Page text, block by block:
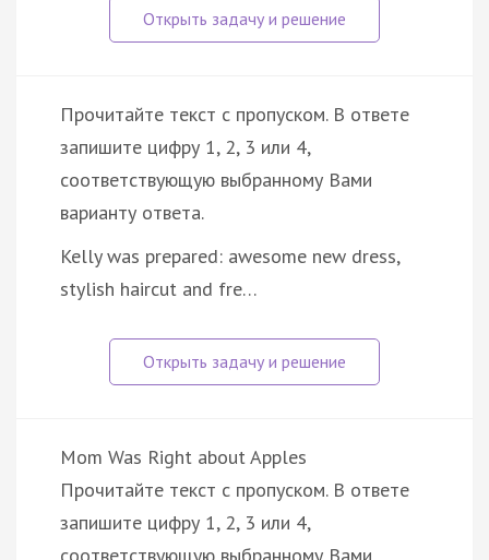
Прочитайте текст с пропуском. В ответе
запишите цифру 1, 2, 3 или 4,
соответствующую выбранному Вами
варианту ответа.
Kelly was prepared: awesome new dress,
stylish haircut and fre…
Mom Was Right about Apples
Прочитайте текст с пропуском. В ответе
запишите цифру 1, 2, 3 или 4,
соответствующую выбранному Вами